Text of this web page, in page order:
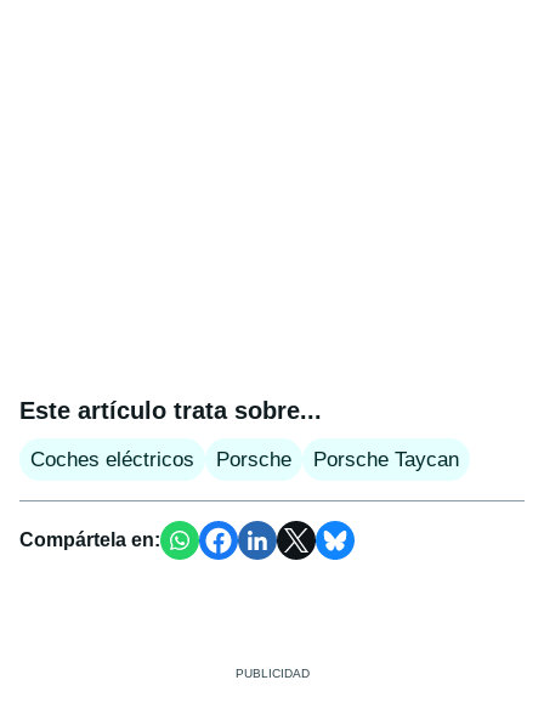
Este artículo trata sobre...
Coches eléctricos Porsche Porsche Taycan
Compártela en: